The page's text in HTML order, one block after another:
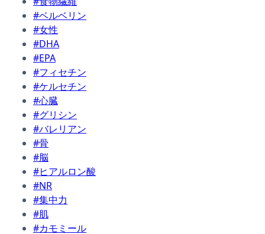
#ベルベリン
#女性
#DHA
#EPA
#フィセチン
#ケルセチン
#心臓
#グリシン
#バレリアン
#骨
#脳
#ヒアルロン酸
#NR
#集中力
#肌
#カモミール